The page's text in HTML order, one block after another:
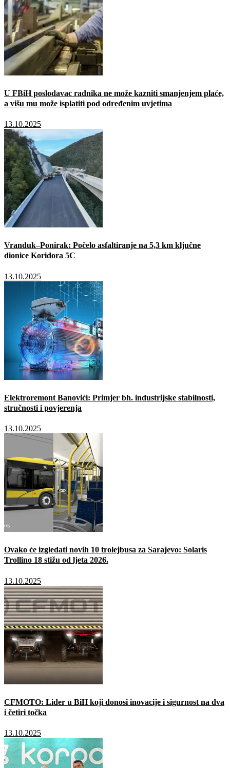
U FBiH poslodavac radnika ne može kazniti smanjenjem plaće,
a višu mu može isplatiti pod određenim uvjetima
13.10.2025
Vranduk–Ponirak: Počelo asfaltiranje na 5,3 km ključne
dionice Koridora 5C
13.10.2025
Elektroremont Banovići: Primjer bh. industrijske stabilnosti,
stručnosti i povjerenja
13.10.2025
Ovako će izgledati novih 10 trolejbusa za Sarajevo: Solaris
Trollino 18 stižu od ljeta 2026.
13.10.2025
CFMOTO: Lider u BiH koji donosi inovacije i sigurnost na dva
i četiri točka
13.10.2025